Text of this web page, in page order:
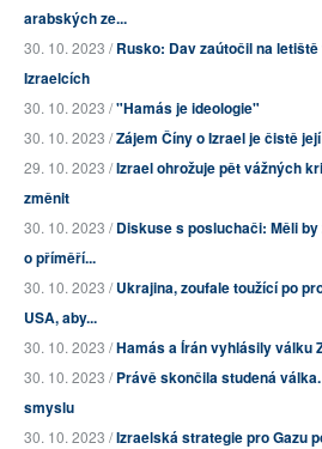
arabských ze...
30. 10. 2023 /Rusko: Dav zaútočil na
Izraelcích
30. 10. 2023 /"Hamás je ideologie"
30. 10. 2023 /Zájem Číny o Izrael je čistě
29. 10. 2023 /Izrael ohrožuje pět vážných
změnit
30. 10. 2023 /Diskuse s posluchači: Měli
o příměří...
30. 10. 2023 /Ukrajina, zoufale toužící po
USA, aby...
30. 10. 2023 /Hamás a Írán vyhlásily válku
30. 10. 2023 /Právě skončila studená
smyslu
30. 10. 2023 /Izraelská strategie pro Gazu